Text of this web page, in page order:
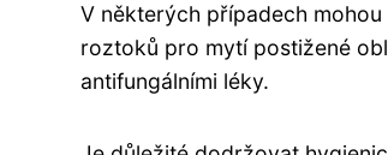
V některých případech
roztoků pro mytí postižené
antifungálními léky.